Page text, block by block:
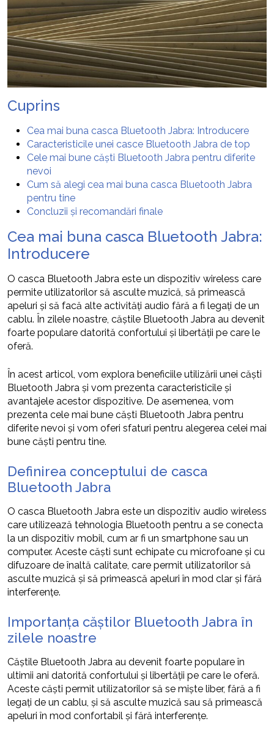
Cuprins
Cea mai buna casca Bluetooth Jabra: Introducere
Caracteristicile unei casce Bluetooth Jabra de top
Cele mai bune căști Bluetooth Jabra pentru diferite
nevoi
Cum să alegi cea mai buna casca Bluetooth Jabra
pentru tine
Concluzii și recomandări finale
Cea mai buna casca Bluetooth Jabra:
Introducere
O casca Bluetooth Jabra este un dispozitiv wireless care
permite utilizatorilor să asculte muzică, să primească
apeluri și să facă alte activități audio fără a fi legați de un
cablu. În zilele noastre, căștile Bluetooth Jabra au devenit
foarte populare datorită confortului și libertății pe care le
oferă.
În acest articol, vom explora beneficiile utilizării unei căști
Bluetooth Jabra și vom prezenta caracteristicile și
avantajele acestor dispozitive. De asemenea, vom
prezenta cele mai bune căști Bluetooth Jabra pentru
diferite nevoi și vom oferi sfaturi pentru alegerea celei mai
bune căști pentru tine.
Definirea conceptului de casca
Bluetooth Jabra
O casca Bluetooth Jabra este un dispozitiv audio wireless
care utilizează tehnologia Bluetooth pentru a se conecta
la un dispozitiv mobil, cum ar fi un smartphone sau un
computer. Aceste căști sunt echipate cu microfoane și cu
difuzoare de înaltă calitate, care permit utilizatorilor să
asculte muzică și să primească apeluri în mod clar și fără
interferențe.
Importanța căștilor Bluetooth Jabra în
zilele noastre
Căștile Bluetooth Jabra au devenit foarte populare în
ultimii ani datorită confortului și libertății pe care le oferă.
Aceste căști permit utilizatorilor să se miște liber, fără a fi
legați de un cablu, și să asculte muzică sau să primească
apeluri în mod confortabil și fără interferențe.